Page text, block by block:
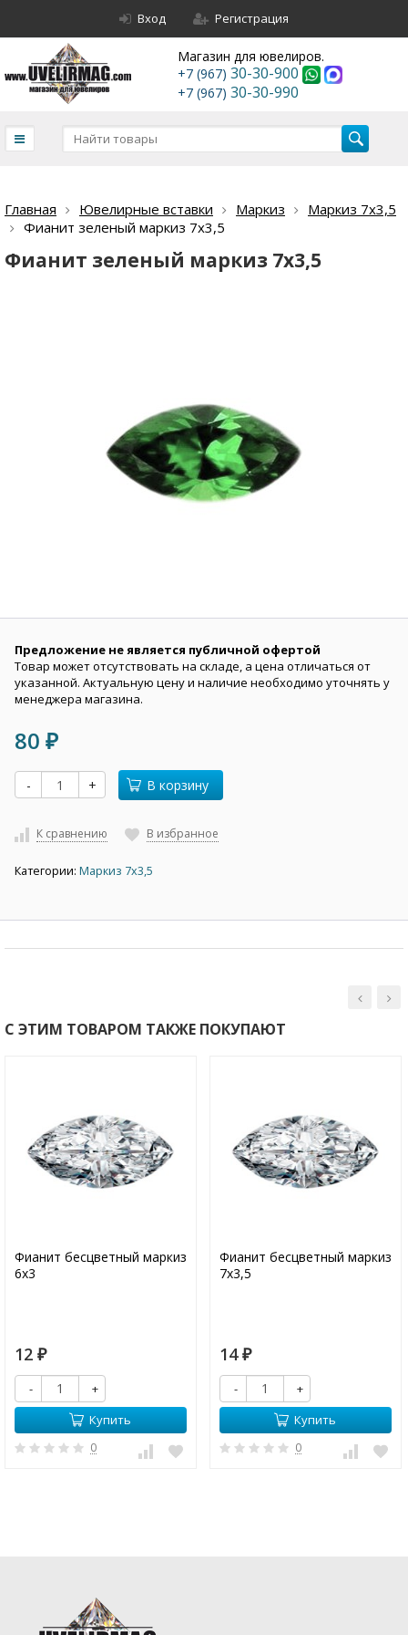
Вход Регистрация
Магазин для ювелиров.
+7 (967) 30-30-900
+7 (967) 30-30-990
Главная Ювелирные вставки Маркиз
Маркиз 7х3,5
Фианит зеленый маркиз 7х3,5
Фианит зеленый маркиз 7х3,5
Предложение не является публичной офертой
Товар может отсутствовать на складе, а цена отличаться от
указанной. Актуальную цену и наличие необходимо уточнять у
менеджера магазина.
80 ₽
- + В корзину
К сравнению В избранное
Категории: Маркиз 7х3,5
С ЭТИМ ТОВАРОМ ТАКЖЕ ПОКУПАЮТ
Фианит бесцветный маркиз
6х3
12 ₽
-
+
Купить
0
Фианит бесцветный маркиз
7х3,5
14 ₽
-
+
Купить
0